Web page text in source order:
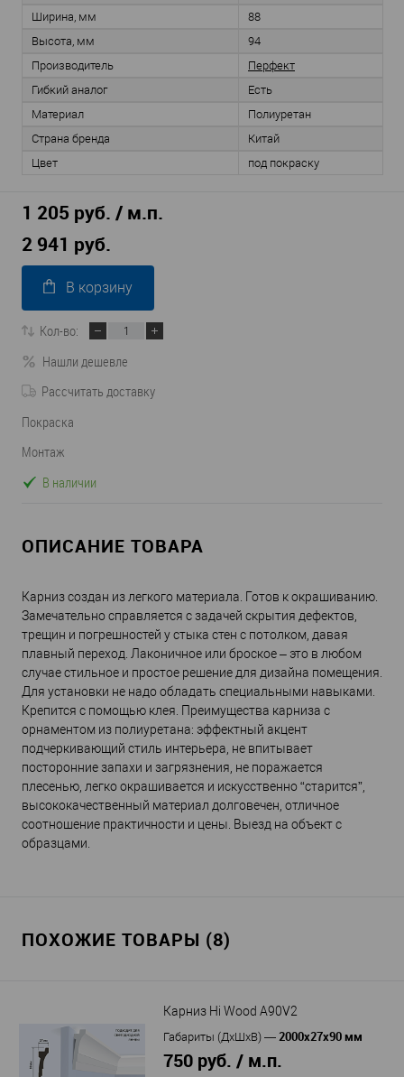
Ширина, мм
88
Высота, мм
94
Производитель
Перфект
Гибкий аналог
Есть
Материал
Полиуретан
Страна бренда
Китай
Цвет
под покраску
1 205 руб. / м.п.
2 941 руб.
В корзину
Кол-во:
Нашли дешевле
Рассчитать доставку
Покраска
Монтаж
В наличии
ОПИСАНИЕ ТОВАРА
Карниз создан из легкого материала. Готов к окрашиванию.
Замечательно справляется с задачей скрытия дефектов,
трещин и погрешностей у стыка стен с потолком, давая
плавный переход. Лаконичное или броское – это в любом
случае стильное и простое решение для дизайна помещения.
Для установки не надо обладать специальными навыками.
Крепится с помощью клея. Преимущества карниза с
орнаментом из полиуретана: эффектный акцент
подчеркивающий стиль интерьера, не впитывает
посторонние запахи и загрязнения, не поражается
плесенью, легко окрашивается и искусственно “старится”,
высококачественный материал долговечен, отличное
соотношение практичности и цены. Выезд на объект с
образцами.
ПОХОЖИЕ ТОВАРЫ (8)
Карниз Hi Wood A90V2
Габариты (ДхШхВ) — 2000x27x90 мм
750 руб. / м.п.